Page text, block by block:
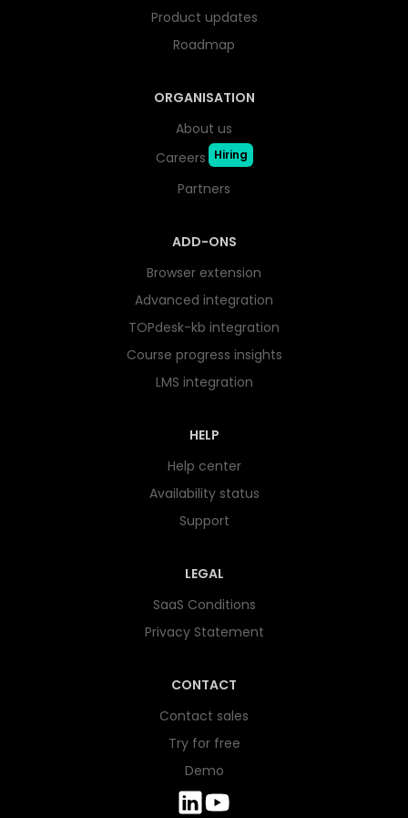
Product updates
Roadmap
ORGANISATION
About us
Careers
Hiring
Partners
ADD-ONS
Browser extension
Advanced integration
TOPdesk-kb integration
Course progress insights
LMS integration
HELP
Help center
Availability status
Support
LEGAL
SaaS Conditions
Privacy Statement
CONTACT
Contact sales
Try for free
Demo